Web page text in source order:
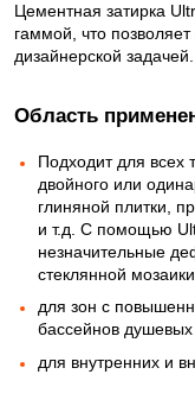
Цементная затирка
гаммой, что
дизайнерской задачей.
Область
Подходит для всех
двойного или
глиняной плитки,
и т.д. С помощью
незначительные
стеклянной
для зон с
бассейнов
для внутренних и